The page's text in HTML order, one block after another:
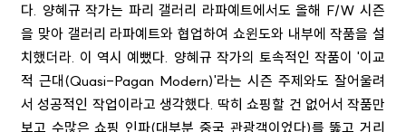
다. 양혜규 작가는 파리 갤러리 라파예트에서도 올해 F/W 시즌
을 맞아 갤러리 라파예트와 협업하여 쇼윈도와 내부에 작품을 설
치했더라. 이 역시 예뻤다. 양혜규 작가의 토속적인 작품이 '이교
적 근대(Quasi-Pagan Modern)'라는 시즌 주제와도 잘어울려
서 성공적인 작업이라고 생각했다. 딱히 쇼핑할 건 없어서 작품만
보고 수많은 쇼핑 인파(대부분 중국 관광객이었다)를 뚫고 거리